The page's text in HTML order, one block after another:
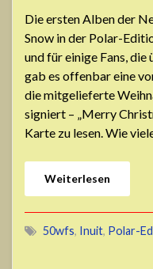
Die ersten Alben der
Snow in der Polar-
und für einige Fans,
gab es offenbar eine
die mitgelieferte
signiert – „Merry
Karte zu lesen. Wie
Weiterlesen
50wfs, Inuit, Polar-